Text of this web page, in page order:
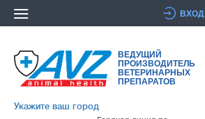
ВХОД
ВЕДУЩИЙ
ПРОИЗВОДИТЕЛЬ
ВЕТЕРИНАРНЫХ
ПРЕПАРАТОВ
Укажите ваш город